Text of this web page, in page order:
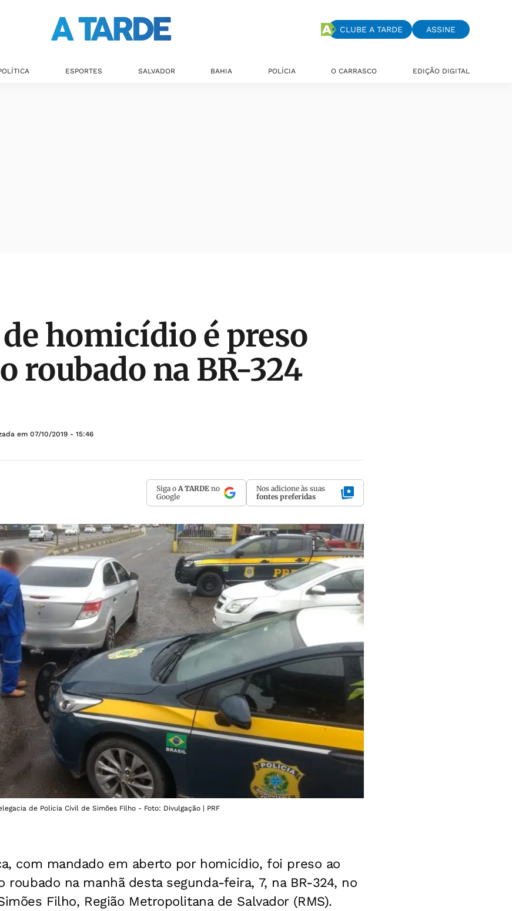
CLUBE A TARDE ASSINE
ESPORTES SALVADOR BAHIA POLÍCIA O CARRASCO EDIÇÃO DIGITAL
homicídio é preso
roubado na BR-324
em 07/10/2019 - 15:46
Siga o A TARDE no
Google
Nos adicione às suas
fontes preferidas
de Polícia Civil de Simões Filho - Foto: Divulgação | PRF
com mandado em aberto por homicídio, foi preso ao
na manhã desta segunda-feira, 7, na BR-324, no
Filho, Região Metropolitana de Salvador (RMS).